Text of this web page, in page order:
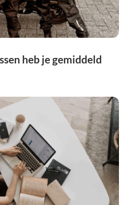
heb je gemiddeld